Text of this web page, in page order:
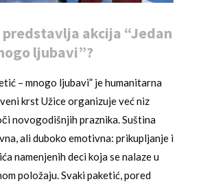
akcija “Jedan
ljubavi”?
– mnogo ljubavi” je humanitarna
krst Užice organizuje već niz
novogodišnjih praznika. Suština
ali duboko emotivna: prikupljanje i
namenjenih deci koja se nalaze u
položaju. Svaki paketić, pored